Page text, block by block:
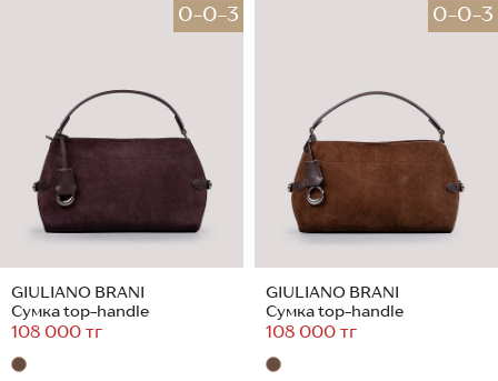
0-0-3
GIULIANO BRANI
Сумка top-handle
108 000 тг
0-0-3
GIULIANO BRANI
Сумка top-handle
108 000 тг